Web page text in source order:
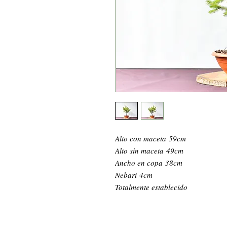
Alto con maceta 59cm
Alto sin maceta 49cm
Ancho en copa 38cm
Nebari 4cm
Totalmente establecido